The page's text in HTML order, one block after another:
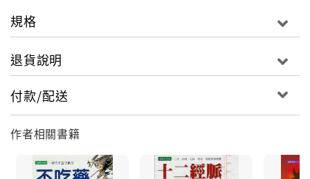
規格
退貨說明
付款/配送
作者相關書籍